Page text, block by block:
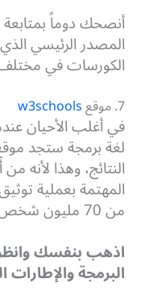
أنصحك دوماً
المصدر الرئيسي
الكورسات في
7. موقع w3schools
في أغلب الأحيان
النتائج، وهذا لأنه
المهتمة بعملية
من 70 مليون شخص شهرياً.
اذهب بنفسك
البرمجة